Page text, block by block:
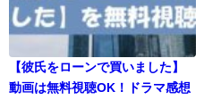
【彼氏をローンで買いました】
動画は無料視聴OK！ドラマ感想